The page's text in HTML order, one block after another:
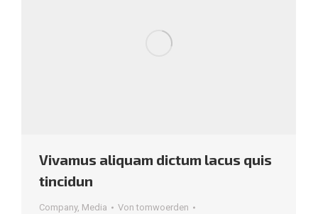
Vivamus aliquam dictum lacus quis
tincidun
Company, Media Vontomwoerden